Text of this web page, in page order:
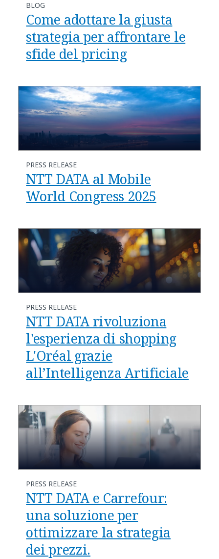
BLOG
Come adottare la giusta
strategia per affrontare le
sfide del pricing
PRESS RELEASE
NTT DATA al Mobile
World Congress 2025
PRESS RELEASE
NTT DATA rivoluziona
l'esperienza di shopping
L'Oréal grazie
all’Intelligenza Artificiale
PRESS RELEASE
NTT DATA e Carrefour:
una soluzione per
ottimizzare la strategia
dei prezzi.